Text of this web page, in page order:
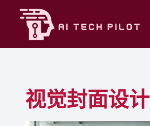
content
视觉封面设计